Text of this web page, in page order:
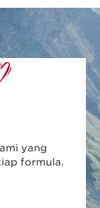
yang
formula.